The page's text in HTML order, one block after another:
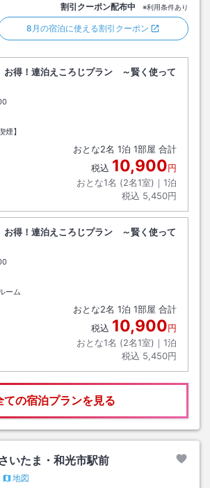
割引クーポン配布中 ※利用条件あり
8月の宿泊に使える割引クーポン
お得！連泊えころじプラン ～賢く使って
クアウト
煙】
おとな2名 1泊 1部屋 合計
税込 10,900円
おとな1名 (2名1室)｜ 1泊
税込 5,450円
お得！連泊えころじプラン ～賢く使って
クアウト
ーム
おとな2名 1泊 1部屋 合計
税込 10,900円
おとな1名 (2名1室)｜ 1泊
税込 5,450円
ての宿泊プランを見る
いたま・和光市駅前
地図